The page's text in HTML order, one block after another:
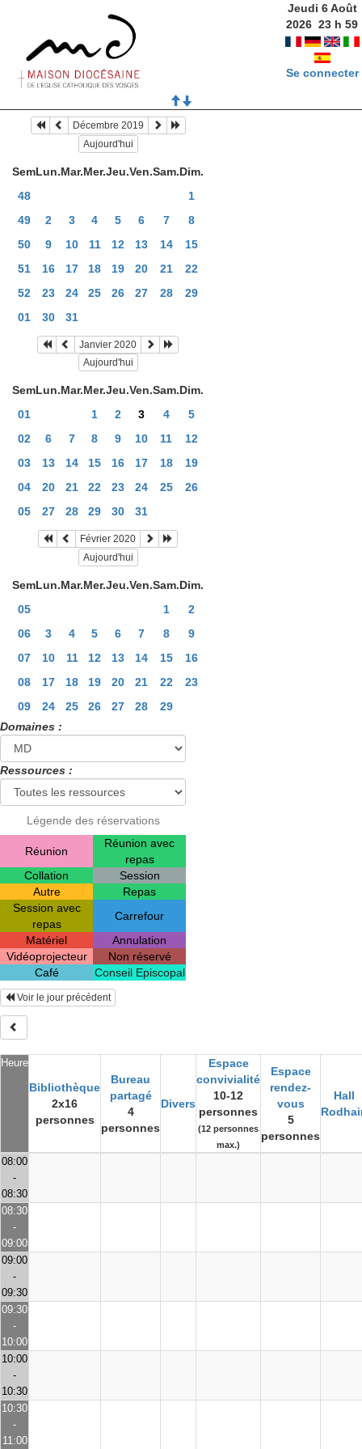
Jeudi 6 Août
2026 23 h59
Se connecter
Décembre 2019
Aujourd'hui
SemLun.Mar.Mer.Jeu.Ven.Sam.Dim.
48
1
49
2 3 4 5 6 7
8
50
9 10 11 12 13 14
15
51
16 17 18 19 20 21
22
52
23 24 25 26 27 28
29
01
30 31
Janvier 2020
Aujourd'hui
SemLun.Mar.Mer.Jeu.Ven.Sam.Dim.
01
1 2 3 4
5
02
6 7 8 9 10 11
12
03
13 14 15 16 17 18
19
04
20 21 22 23 24 25
26
05
27 28 29 30 31
Février 2020
Aujourd'hui
SemLun.Mar.Mer.Jeu.Ven.Sam.Dim.
05
1
2
06
3 4 5 6 7 8
9
07
10 11 12 13 14 15
16
08
17 18 19 20 21 22
23
09
24 25 26 27 28
29
Domaines :
Ressources :
Légende des réservations
Réunion
Réunion avec
repas
Collation
Session
Autre
Repas
Session avec
repas
Carrefour
Matériel
Annulation
Vidéoprojecteur
Non réservé
Café
Conseil Episcopal
Heure
Bibliothèque
2x16
personnes
Bureau
partagé
4
personnes
Divers
Espace
convivialité
10-12
personnes
(12 personnes
max.)
Espace
rendez-
vous
5
personnes
Hall
Voir le jour précédent
08:00
-
08:30
08:30
-
09:00
09:00
-
09:30
09:30
-
10:00
10:00
-
10:30
10:30
-
11:00